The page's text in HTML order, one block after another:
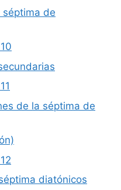
séptima de
de la séptima de
diatónicos